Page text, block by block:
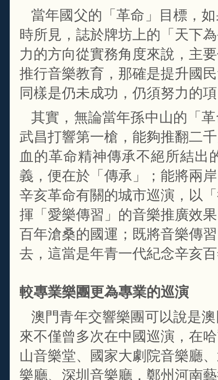
當年國父的「革命」目標，
時所見，誌於牌坊上的「天下
力的方向從實務角度來說，主
推行音樂教育，那確是提升國
同樣是仍未成功，仍須努力的
其實，無論當年孫中山的「
武昌打響第一槍，能夠推翻二
血的革命精神傳承不絕所結
義，便在於「傳承」；能將兩
辛亥革命有關的城市巡演，以
揮「愛樂傳習」的音樂推廣效
百年滄桑的國運；既將音樂傳
去，這當是年青一代紀念辛亥
較專業樂團更為專業的巡演
澳門青年交響樂團可以說是
來不僅曾多次在中國巡演，在
山音樂堂、國家大劇院音樂廳
樂廳、深圳音樂廳，鄭州河南